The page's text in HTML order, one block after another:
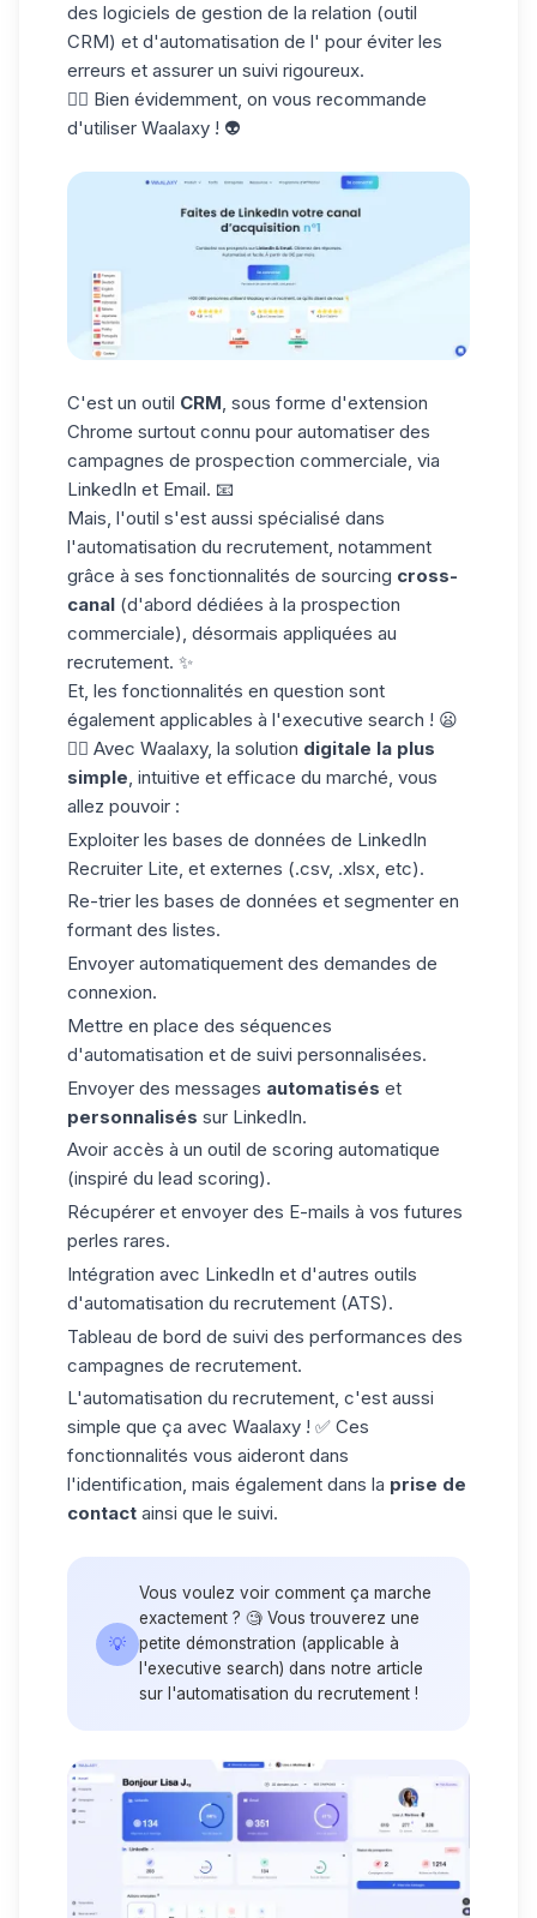
des logiciels de gestion de la relation (outil
CRM) et d'automatisation de l' pour éviter les
erreurs et assurer un suivi rigoureux.
👉🏼 Bien évidemment, on vous recommande
d'utiliser Waalaxy ! 👽
C'est un outil CRM , sous forme d'extension
Chrome surtout connu pour automatiser des
campagnes de prospection commerciale , via
LinkedIn et Email. 📧
Mais, l'outil s'est aussi spécialisé dans
l'automatisation du recrutement, notamment
grâce à ses fonctionnalités de sourcing cross-
canal (d'abord dédiées à la prospection
commerciale), désormais appliquées au
recrutement. ✨
Et, les fonctionnalités en question sont
également applicables à l'executive search ! 😦
👌🏼 Avec Waalaxy, la solution digitale la plus
simple , intuitive et efficace du marché, vous
allez pouvoir :
Exploiter les bases de données de LinkedIn
Recruiter Lite, et externes (.csv, .xlsx, etc).
Re-trier les bases de données et segmenter en
formant des listes.
Envoyer automatiquement des demandes de
connexion.
Mettre en place des séquences
d'automatisation et de suivi personnalisées.
Envoyer des messages automatisés et
personnalisés sur LinkedIn.
Avoir accès à un outil de scoring automatique
(inspiré du lead scoring).
Récupérer et envoyer des E-mails à vos futures
perles rares.
Intégration avec LinkedIn et d'autres outils
d'automatisation du recrutement (ATS).
Tableau de bord de suivi des performances des
campagnes de recrutement.
L'automatisation du recrutement, c'est aussi
simple que ça avec Waalaxy ! ✅ Ces
fonctionnalités vous aideront dans
l'identification, mais également dans la prise de
contact ainsi que le suivi.
💡
Vous voulez voir comment ça marche
exactement ? 🧐 Vous trouverez une
petite démonstration (applicable à
l'executive search) dans notre article
sur l'automatisation du recrutement !